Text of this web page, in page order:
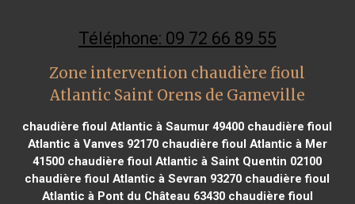
Téléphone: 09 72 66 89 55
Zone intervention chaudière fioul
Atlantic Saint Orens de Gameville
chaudière fioul Atlantic à Saumur 49400 chaudière fioul
Atlantic à Vanves 92170chaudière fioul Atlantic à Mer
41500 chaudière fioul Atlantic à Saint Quentin 02100
chaudière fioul Atlantic à Sevran 93270 chaudière fioul
Atlantic à Pont du Château 63430chaudière fioul